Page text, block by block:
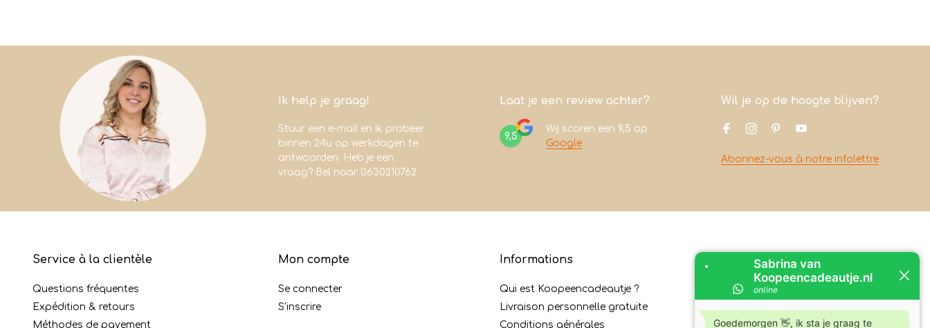
Ik help je graag!
Stuur een e-mail en ik probeer
binnen 24u op werkdagen te
antwoorden. Heb je een
vraag? Bel naar 0630210762
Laat je een review achter?
9,5
Wij scoren een 9,5 op
Google
Wil je op de hoogte blijven?
Abonnez-vous à notre infolettre
Service à la clientèle
Questions fréquentes
Expédition & retours
Méthodes de payement
Mon compte
Se connecter
S'inscrire
Informations
Qui est Koopeencadeautje ?
Livraison personnelle gratuite
Conditions générales
Contact
Koopeencadeautje.nl
7731DC Ommen